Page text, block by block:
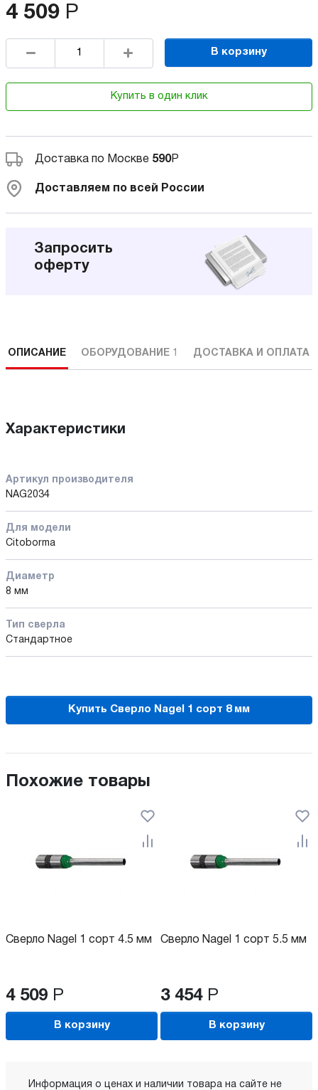
4 509 Р
В корзину
Купить в один клик
Доставка по Москве 590Р
Доставляем по всей России
Запросить
оферту
ОПИСАНИЕ ОБОРУДОВАНИЕ 1 ДОСТАВКА И ОПЛАТА
Характеристики
Артикул производителя
NAG2034
Для модели
Citoborma
Диаметр
8 мм
Тип сверла
Стандартное
Купить Сверло Nagel 1 сорт 8 мм
Похожие товары
Сверло Nagel 1 сорт 4.5 мм
4 509 Р
В корзину
Сверло Nagel 1 сорт 5.5 мм
3 454 Р
В корзину
Информация о ценах и наличии товара на сайте не